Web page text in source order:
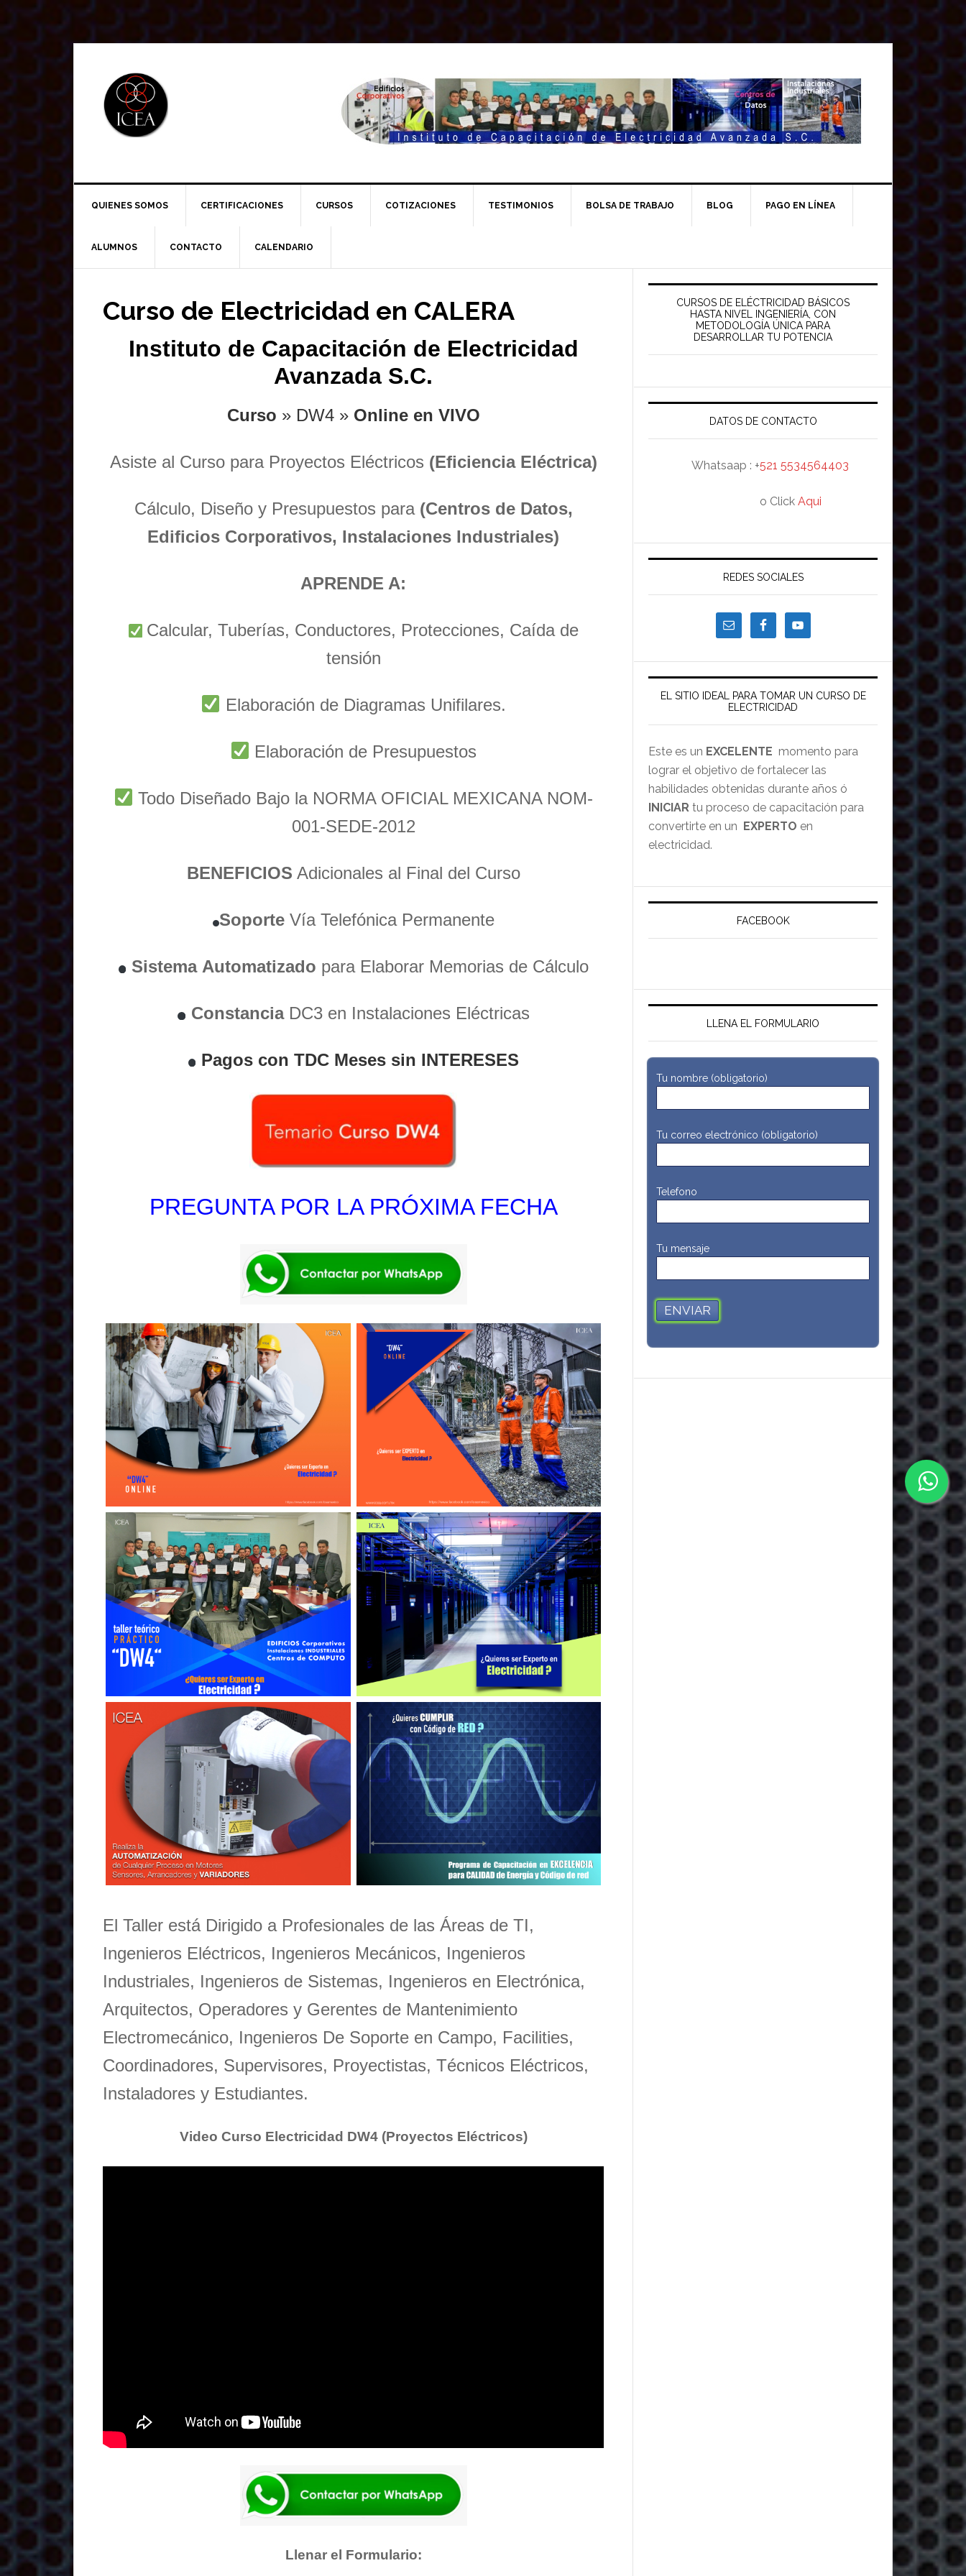
a
navegación
al
principal
a
barra
QUIENES SOMOS CERTIFICACIONES CURSOS COTIZACIONES TESTIMONIOS BOLSA DE TRABAJO BLOG PAGO EN LÍNEA
ALUMNOS CONTACTO CALENDARIO
Curso de Electricidad en CALERA
Instituto de Capacitación de Electricidad
Avanzada S.C.
Curso » DW4 » Online en VIVO
Asiste al Curso para Proyectos Eléctricos (Eficiencia Eléctrica)
Cálculo, Diseño y Presupuestos para (Centros de Datos,
Edificios Corporativos, Instalaciones Industriales)
APRENDE A:
Calcular, Tuberías, Conductores, Protecciones, Caída de
tensión
Elaboración de Diagramas Unifilares.
Elaboración de Presupuestos
Todo Diseñado Bajo la NORMA OFICIAL MEXICANA NOM-
001-SEDE-2012
BENEFICIOS Adicionales al Final del Curso
SoporteVíaTelefónica Permanente
Sistema Automatizado para Elaborar Memorias de Cálculo
ConstanciaDC3 en Instalaciones Eléctricas
Pagos con TDC Meses sin INTERESES
PREGUNTA POR LA PRÓXIMA FECHA
El Taller está Dirigido a Profesionales de las Áreas de TI,
Ingenieros Eléctricos, Ingenieros Mecánicos, Ingenieros
Industriales, Ingenieros de Sistemas, Ingenieros en Electrónica,
Arquitectos, Operadores y Gerentes de Mantenimiento
Electromecánico, Ingenieros De Soporte en Campo, Facilities,
Coordinadores, Supervisores, Proyectistas, Técnicos Eléctricos,
Instaladores y Estudiantes.
Video Curso Electricidad DW4 (Proyectos Eléctricos)
Llenar el Formulario:
Barra
lateral
principal
CURSOS DE ELÉCTRICIDAD BÁSICOS
HASTA NIVEL INGENIERÍA, CON
METODOLOGÍA ÚNICA PARA
DESARROLLAR TU POTENCIA
DATOS DE CONTACTO
Whatsaap : +521 5534564403
o Click Aqui
REDES SOCIALES
EL SITIO IDEAL PARA TOMAR UN CURSO DE
ELECTRICIDAD
Este es un EXCELENTE momento para
lograr el objetivo de fortalecer las
habilidades obtenidas durante años ó
INICIAR tu proceso de capacitación para
convertirte en un EXPERTO en
electricidad.
FACEBOOK
LLENA EL FORMULARIO
Tu nombre (obligatorio)
Tu correo electrónico (obligatorio)
Telefono
Tu mensaje